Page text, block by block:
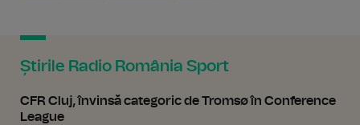
Știrile Radio România Sport
CFR Cluj, învinsă categoric de Tromsø în Conference
League